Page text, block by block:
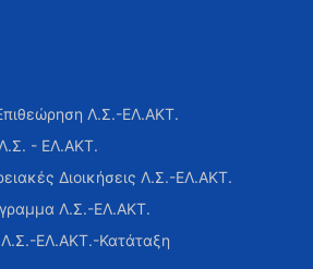
Λ.Σ.-ΕΛ.ΑΚΤ.
- ΕΛ.ΑΚΤ.
Διοικήσεις Λ.Σ.-ΕΛ.ΑΚΤ.
Λ.Σ.-ΕΛ.ΑΚΤ.
ΕΛ.ΑΚΤ.-Κατάταξη